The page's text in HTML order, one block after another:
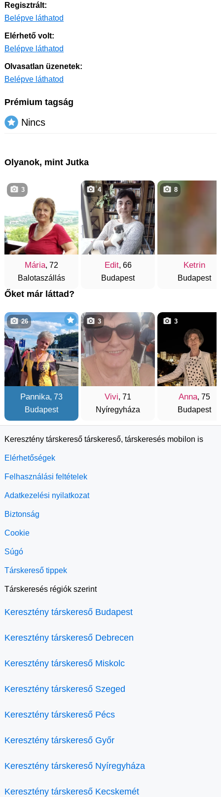
Regisztrált:
Belépve láthatod
Elérhető volt:
Belépve láthatod
Olvasatlan üzenetek:
Belépve láthatod
Prémium tagság
Nincs
Olyanok, mint Jutka
Mária, 72
Balotaszállás
3
Edit, 66
Budapest
4
Ketrin
Budapest
8
Őket már láttad?
Pannika, 73
Budapest
26
Vivi, 71
Nyíregyháza
3
Anna, 75
Budapest
3
Keresztény társkereső társkereső, társkeresés mobilon is
Elérhetőségek
Felhasználási feltételek
Adatkezelési nyilatkozat
Biztonság
Cookie
Súgó
Társkereső tippek
Társkeresés régiók szerint
Keresztény társkereső Budapest
Keresztény társkereső Debrecen
Keresztény társkereső Miskolc
Keresztény társkereső Szeged
Keresztény társkereső Pécs
Keresztény társkereső Győr
Keresztény társkereső Nyíregyháza
Keresztény társkereső Kecskemét